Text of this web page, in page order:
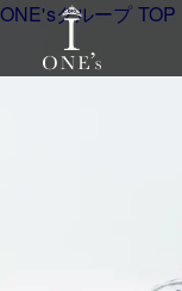
ONE'sグループ TOP